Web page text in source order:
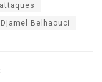
Belhaouci